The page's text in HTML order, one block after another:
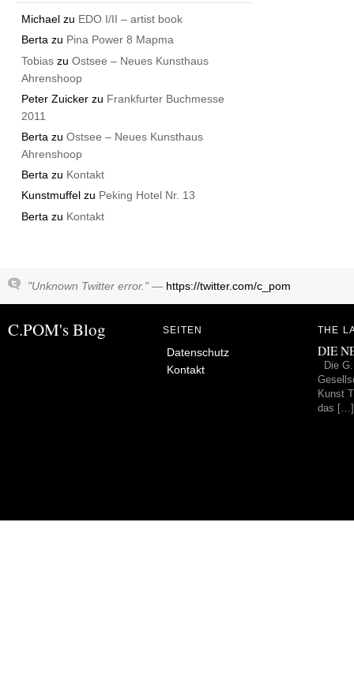
Michael zu EDO I/II – artist book
Berta zu Pina Power 8 Mapma
Tobias zuOstsee – Neues Kunsthaus
Ahrenshoop
Peter Zuicker zu Frankfurter Buchmesse
2011
Berta zuOstsee – Neues Kunsthaus
Ahrenshoop
Berta zu Kontakt
Kunstmuffel zu Peking Hotel Nr. 13
Berta zu Kontakt
"Unknown Twitter error." — https://twitter.com/c_pom
C.POM's Blog SEITEN
Datenschutz
Kontakt
THE
DIE
Die
Kunst
das […]